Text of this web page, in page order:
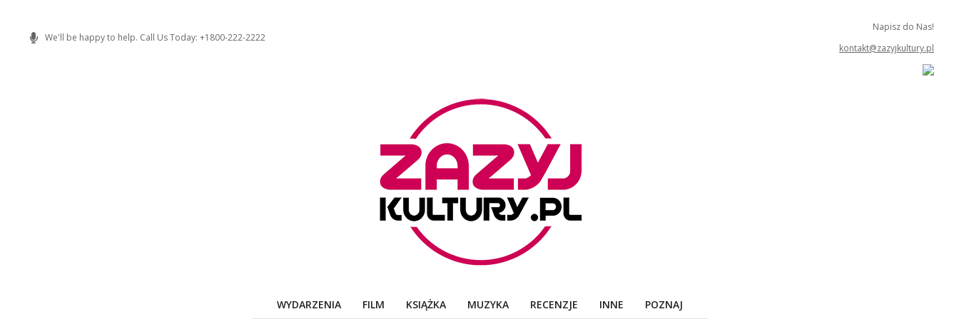
content
We'll be happy to help. Call Us Today: +1800-222-2222
Napisz do Nas!
kontakt@zazyjkultury.pl
Primary
WYDARZENIA FILM KSIĄŻKA MUZYKA RECENZJE INNE POZNAJ